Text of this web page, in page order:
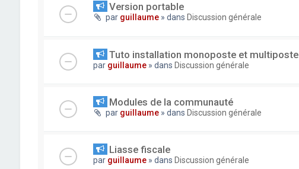
Version portable
par guillaume » dans Discussion générale
Tuto installation monoposte et multiposte
par guillaume » dans Discussion générale
Modules de la communauté
par guillaume » dans Discussion générale
Liasse fiscale
par guillaume » dans Discussion générale